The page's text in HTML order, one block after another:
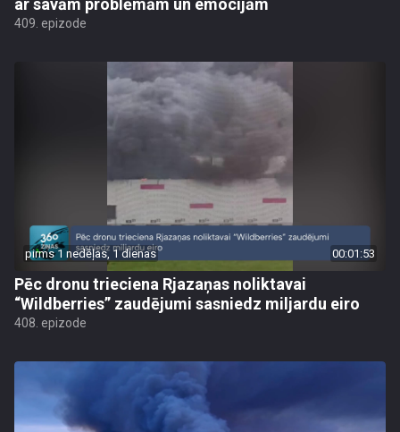
ar savām problēmām un emocijām
409. epizode
pirms 1 nedēļas, 1 dienas 00:01:53
Pēc dronu trieciena Rjazaņas noliktavai
“Wildberries” zaudējumi sasniedz miljardu eiro
408. epizode